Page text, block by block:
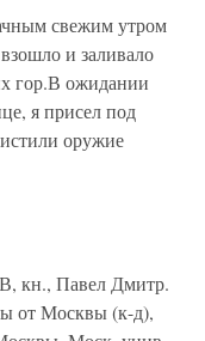
свежим утром
и заливало
гор.В ожидании
я присел под
оружие
кн., Павел Дмитр.
от Москвы (к-д),